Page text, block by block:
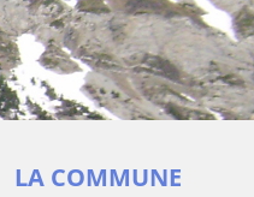
LA COMMUNE